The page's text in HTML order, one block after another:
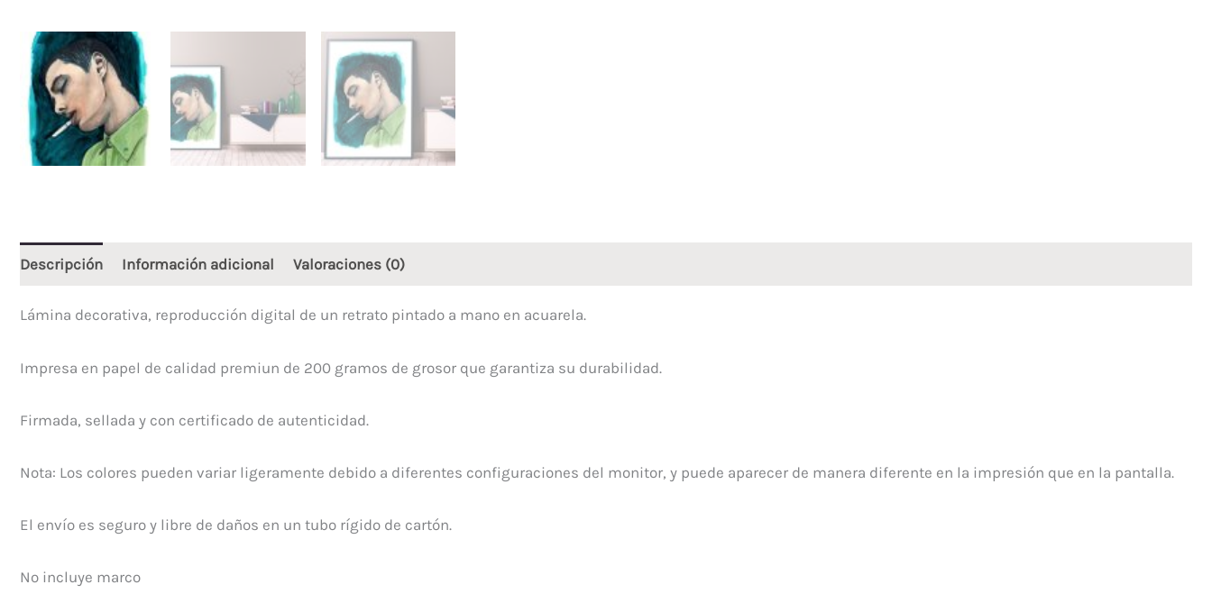
Descripción Información adicional Valoraciones (0)
Lámina decorativa, reproducción digital de un retrato pintado a mano en acuarela.
Impresa en papel de calidad premiun de 200 gramos de grosor que garantiza su durabilidad.
Firmada, sellada y con certificado de autenticidad.
Nota: Los colores pueden variar ligeramente debido a diferentes configuraciones del monitor, y puede aparecer de manera diferente en la impresión que en la pantalla.
El envío es seguro y libre de daños en un tubo rígido de cartón.
No incluye marco